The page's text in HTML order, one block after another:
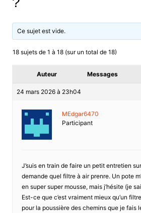
Ce sujet est vide.
18 sujets de 1 à 18 (sur un total de 18)
Auteur Messages
24 mars 2026 à 23h04
MEdgar6470
Participant
J’suis en train de faire un petit entretien
demande quel filtre à air prenre. Un pote
en super super mousse, mais j’hésite (je
Est-ce que c’est vraiment mieux qu’un
pour la poussière des chemins que je fais